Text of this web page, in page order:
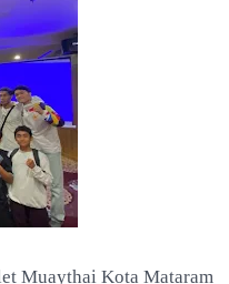
Muaythai Kota Mataram